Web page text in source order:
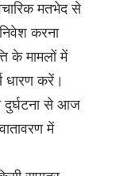
मतभेद से
करना
के मामलों में
करें।
दुर्घटना से आज
में